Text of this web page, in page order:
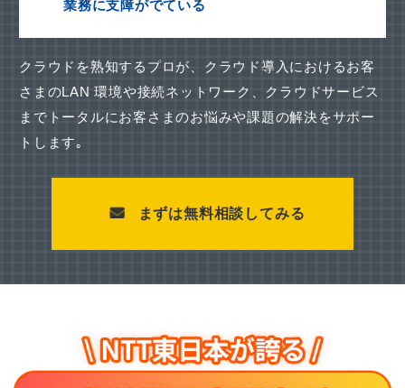
業務に支障がでている
クラウドを熟知するプロが、クラウド導入におけるお客
さまのLAN 環境や接続ネットワーク、
クラウドサービス
までトータルにお客さまのお悩みや課題の解決をサポー
トします｡
まずは無料相談してみる